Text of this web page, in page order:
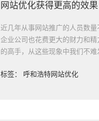
网站优化获得更高的效果
近几年从事网站推广的人员数
企业公司也花费更大的财力和
的高手，从这些现象中我们不
标签： 呼和浩特网站优化